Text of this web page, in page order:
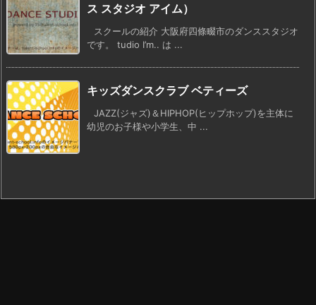
ス スタジオ アイム）
スクールの紹介 大阪府四條畷市のダンススタジオ
です。 tudio I’m.. は ...
キッズダンスクラブ ベティーズ
JAZZ(ジャズ)＆HIPHOP(ヒップホップ)を主体に
幼児のお子様や小学生、中 ...